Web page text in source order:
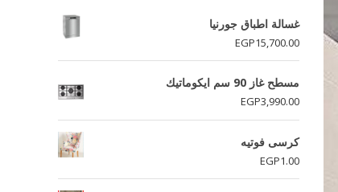
غسالة اطباق جورنيا
EGP15,700.00
مسطح غاز 90 سم ايكوماتيك
EGP3,990.00
كرسى فوتيه
EGP1.00